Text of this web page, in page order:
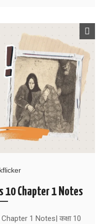
10 Chapter 1 Notes
1 Notes| कक्षा 10